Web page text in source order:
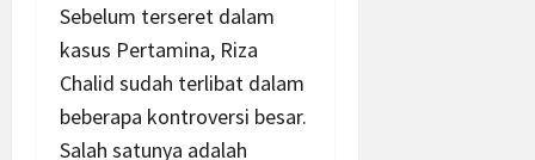
Sebelum terseret dalam
kasus Pertamina, Riza
Chalid sudah terlibat dalam
beberapa kontroversi besar.
Salah satunya adalah